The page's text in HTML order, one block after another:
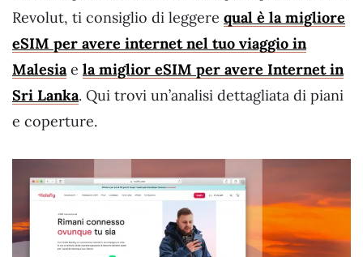
Revolut, ti consiglio di leggere qual è la migliore
eSIM per avere internet nel tuo viaggio in
Malesiae la miglior eSIM per avere Internet in
Sri Lanka. Qui trovi un’analisi dettagliata di piani
e coperture.